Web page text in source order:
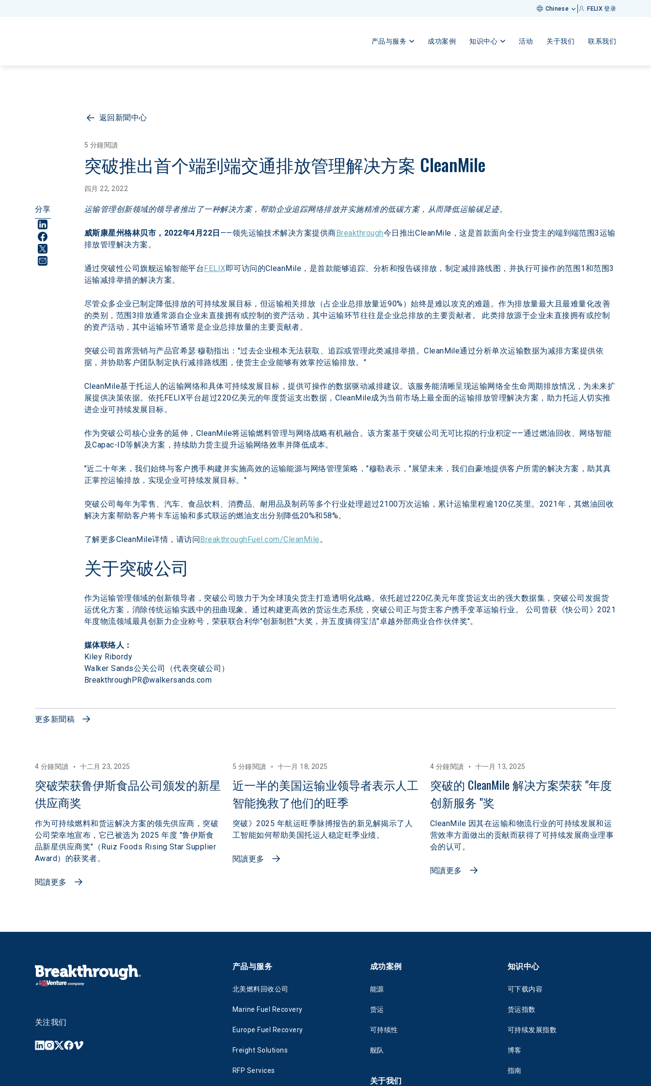
Chinese FELIX 登录
产品与服务 成功案例 知识中心 活动 关于我们 联系我们
返回新聞中心
5 分鐘閱讀
突破推出首个端到端交通排放管理解决方案 CleanMile
四月 22, 2022
分享 运输管理创新领域的领导者推出了一种解决方案，帮助企业追踪网络排放并实施精准的低碳方案，从而降低运输碳足迹。
威斯康星州格林贝市，2022年4月22日 ——领先运输技术解决方案提供商Breakthrough今日推出CleanMile，这是首款面向全行业货主的端到端范围3运输
排放管理解决方案。
通过突破性公司旗舰运输智能平台FELIX即可访问的CleanMile，是首款能够追踪、分析和报告碳排放，制定减排路线图，并执行可操作的范围1和范围3
运输减排举措的解决方案。
尽管众多企业已制定降低排放的可持续发展目标，但运输相关排放（占企业总排放量近90%）始终是难以攻克的难题。作为排放量最大且最难量化改善
的类别，范围3排放通常源自企业未直接拥有或控制的资产活动，其中运输环节往往是企业总排放的主要贡献者。 此类排放源于企业未直接拥有或控制
的资产活动，其中运输环节通常是企业总排放量的主要贡献者。
突破公司首席营销与产品官希瑟·穆勒指出："过去企业根本无法获取、追踪或管理此类减排举措。CleanMile通过分析单次运输数据为减排方案提供依
据，并协助客户团队制定执行减排路线图，使货主企业能够有效掌控运输排放。"
CleanMile基于托运人的运输网络和具体可持续发展目标，提供可操作的数据驱动减排建议。该服务能清晰呈现运输网络全生命周期排放情况，为未来扩
展提供决策依据。依托FELIX平台超过220亿美元的年度货运支出数据，CleanMile成为当前市场上最全面的运输排放管理解决方案，助力托运人切实推
进企业可持续发展目标。
作为突破公司核心业务的延伸，CleanMile将运输燃料管理与网络战略有机融合。该方案基于突破公司无可比拟的行业积淀——通过燃油回收、网络智能
及Capac-ID等解决方案，持续助力货主提升运输网络效率并降低成本。
"近二十年来，我们始终与客户携手构建并实施高效的运输能源与网络管理策略，"穆勒表示，"展望未来，我们自豪地提供客户所需的解决方案，助其真
正掌控运输排放，实现企业可持续发展目标。"
突破公司每年为零售、汽车、食品饮料、消费品、耐用品及制药等多个行业处理超过2100万次运输，累计运输里程逾120亿英里。2021年，其燃油回收
解决方案帮助客户将卡车运输和多式联运的燃油支出分别降低20%和58%。
了解更多CleanMile详情，请访问BreakthroughFuel.com/CleanMile。
关于突破公司
作为运输管理领域的创新领导者，突破公司致力于为全球顶尖货主打造透明化战略。依托超过220亿美元年度货运支出的强大数据集，突破公司发掘货
运优化方案，消除传统运输实践中的扭曲现象。通过构建更高效的货运生态系统，突破公司正与货主客户携手变革运输行业。 公司曾获《快公司》2021
年度物流领域最具创新力企业称号，荣获联合利华"创新制胜"大奖，并五度摘得宝洁"卓越外部商业合作伙伴奖"。
Kiley Ribordy
Walker Sands公关公司（代表突破公司）
BreakthroughPR@walkersands.com
更多新聞稿
4 分鐘閱讀 十二月 23, 2025
突破荣获鲁伊斯食品公司颁发的新星
供应商奖
作为可持续燃料和货运解决方案的领先供应商，突破
公司荣幸地宣布，它已被选为 2025 年度 "鲁伊斯食
品新星供应商奖"（Ruiz Foods Rising Star Supplier
Award）的获奖者。
閱讀更多
5 分鐘閱讀 十一月 18, 2025
近一半的美国运输业领导者表示人工
智能挽救了他们的旺季
突破》2025 年航运旺季脉搏报告的新见解揭示了人
工智能如何帮助美国托运人稳定旺季业绩。
閱讀更多
4 分鐘閱讀 十一月 13, 2025
突破的 CleanMile 解决方案荣获 "年度
创新服务 "奖
CleanMile 因其在运输和物流行业的可持续发展和运
营效率方面做出的贡献而获得了可持续发展商业理事
会的认可。
閱讀更多
关注我们
产品与服务
北美燃料回收公司
Marine Fuel Recovery
Europe Fuel Recovery
Freight Solutions
RFP Services
成功案例
能源
货运
可持续性
舰队
关于我们
知识中心
可下载内容
货运指数
可持续发展指数
博客
指南